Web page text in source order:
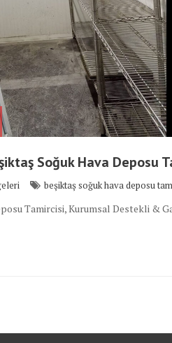
Soğuk Hava Deposu
beşiktaş soğuk hava deposu
Tamircisi, Kurumsal Destekli &